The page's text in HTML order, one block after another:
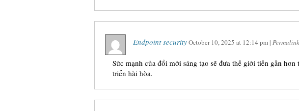
Endpoint securityOctober 10, 2025 at 12:14 pm | Permalink
Sức mạnh của đổi mới sáng tạo sẽ đưa thế giới tiến gần
triển hài hòa.